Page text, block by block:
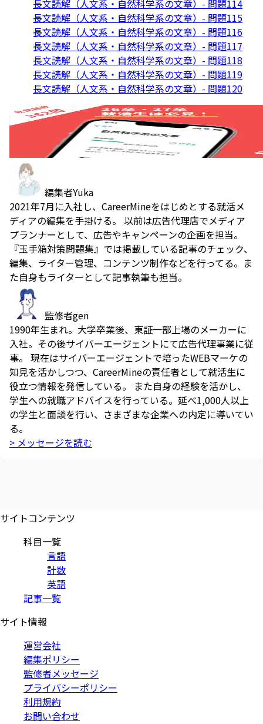
長文読解（人文系・自然科学系の文章）- 問題114
長文読解（人文系・自然科学系の文章）- 問題115
長文読解（人文系・自然科学系の文章）- 問題116
長文読解（人文系・自然科学系の文章）- 問題117
長文読解（人文系・自然科学系の文章）- 問題118
長文読解（人文系・自然科学系の文章）- 問題119
長文読解（人文系・自然科学系の文章）- 問題120
編集者Yuka
2021年7月に入社し、CareerMineをはじめとする就活メ
ディアの編集を手掛ける。 以前は広告代理店でメディア
プランナーとして、広告やキャンペーンの企画を担当。
『玉手箱対策問題集』では掲載している記事のチェック、
編集、ライター管理、コンテンツ制作などを行ってる。ま
た自身もライターとして記事執筆も担当。
監修者gen
1990年生まれ。大学卒業後、東証一部上場のメーカーに
入社。その後サイバーエージェントにて広告代理事業に従
事。 現在はサイバーエージェントで培ったWEBマーケの
知見を活かしつつ、CareerMineの責任者として就活生に
役立つ情報を発信している。 また自身の経験を活かし、
学生への就職アドバイスを行っている。延べ1,000人以上
の学生と面談を行い、さまざまな企業への内定に導いてい
る。
> メッセージを読む
サイトコンテンツ
科目一覧
言語
計数
英語
記事一覧
サイト情報
運営会社
編集ポリシー
監修者メッセージ
プライバシーポリシー
利用規約
お問い合わせ